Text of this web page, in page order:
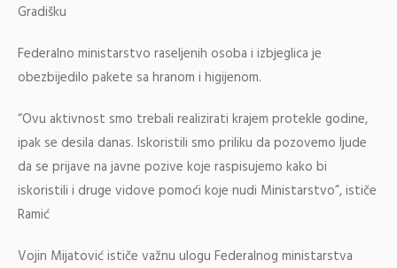
Gradišku
Federalno ministarstvo raseljenih osoba i izbjeglica je
obezbijedilo pakete sa hranom i higijenom.
“Ovu aktivnost smo trebali realizirati krajem protekle godine,
ipak se desila danas. Iskoristili smo priliku da pozovemo ljude
da se prijave na javne pozive koje raspisujemo kako bi
iskoristili i druge vidove pomoći koje nudi Ministarstvo”, ističe
Ramić
Vojin Mijatović ističe važnu ulogu Federalnog ministarstva